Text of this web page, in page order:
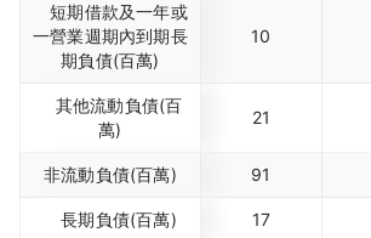
短期借款及一年或
一營業週期內到期長
期負債(百萬)
10
其他流動負債(百
萬)
21
非流動負債(百萬) 91
長期負債(百萬) 17